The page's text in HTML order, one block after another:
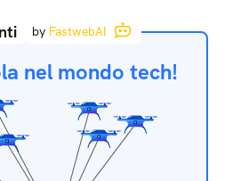
by FastwebAI
nel mondo tech!